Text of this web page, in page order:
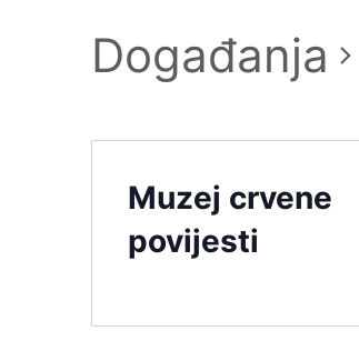
Događanja
Muzej crvene
povijesti